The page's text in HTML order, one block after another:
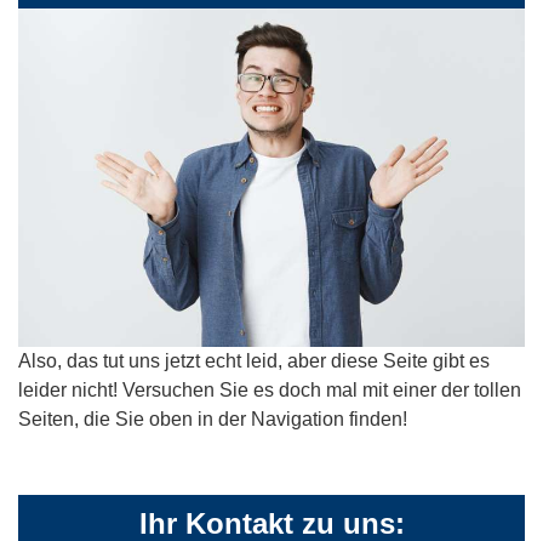
Also, das tut uns jetzt echt leid, aber diese Seite gibt es
leider nicht! Versuchen Sie es doch mal mit einer der tollen
Seiten, die Sie oben in der Navigation finden!
Ihr Kontakt zu uns: